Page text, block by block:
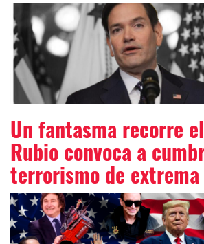
Un fantasma recorre
Rubio convoca a
terrorismo de